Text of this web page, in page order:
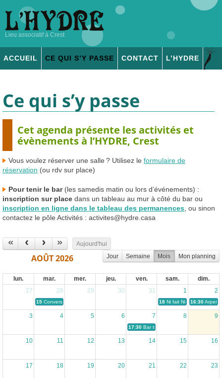
Lieu associatif à Crest
ACCUEIL CE QUI S’Y PASSE CONTACT L’HYDRE
Ce qui s’y passe
Cet agenda présente les activités et
évènements à l’HYDRE, Crest
Vous voulez réserver une salle? Utilisez le formulaire de
réservation (ou rdv sur place)
Pour tenir le bar(les samedis matin ou lors d’événements) :
inscription sur place dans un tableau au mur à côté du bar ou
inscription en ligne dans le tableau des permanences , ou sinon
contactez le pôle Activités : activites@hydre.casa
Aujourd'hui
Jour
Semaine Mois Mon planning
AOÛT 2026
lun. mar. mer. jeu. ven. sam.
dim.
27
28 29 30 31 1 2
15 Conversation Anglais - English Corner 18 Ni fait Ni A Faire #2
16:30
3 4 5 6 7 8 9
17:30 Bar transpédégouine La Follade
10 11 12 13 14 15 16
17 18 19 20 21 22 23